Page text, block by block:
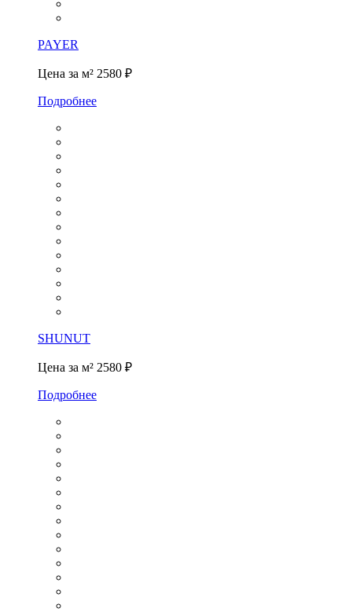
PAYER
Цена за м² 2580 ₽
Подробнее
SHUNUT
Цена за м² 2580 ₽
Подробнее